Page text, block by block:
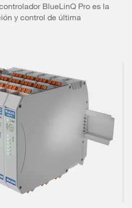
BlueLinQ Pro es la
y control de última